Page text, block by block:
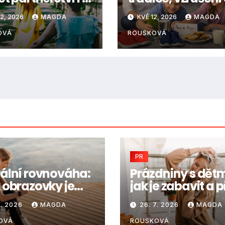
2026 MAGDA vzpomínky na
život
KVĚ 12, 2026 MAGDA
ROUSKOVÁ
rovnováha:
je
ještě v
2026 MAGDA
PR
Prázdniny s
jak je zabavit a
to ve zdraví
26. 7. 2026 MAGDA
ROUSKOVÁ